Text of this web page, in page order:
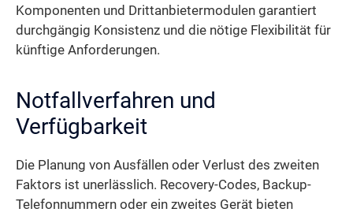
Komponenten und Drittanbietermodulen garantiert
durchgängig Konsistenz und die nötige Flexibilität für
künftige Anforderungen.
Notfallverfahren und
Verfügbarkeit
Die Planung von Ausfällen oder Verlust des zweiten
Faktors ist unerlässlich. Recovery-Codes, Backup-
Telefonnummern oder ein zweites Gerät bieten